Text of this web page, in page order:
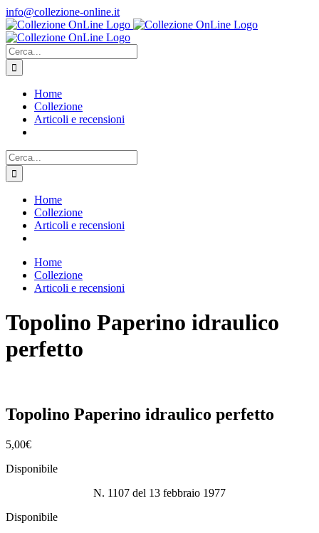
Salta
al
contenuto
info@collezione-online.it
Cerca
per:
Home
Collezione
Articoli e recensioni
Cerca
per:
Home
Collezione
Articoli e recensioni
Home
Collezione
Articoli e recensioni
Topolino Paperino idraulico
perfetto
Topolino Paperino idraulico perfetto
5,00€
Disponibile
N. 1107 del 13 febbraio 1977
Disponibile